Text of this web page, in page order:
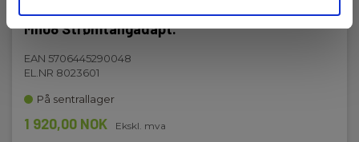
Mn08 Strømtangadapt.
EAN 5706445290048
EL.NR 8023601
På sentrallager
1 920,00 NOK Ekskl. mva